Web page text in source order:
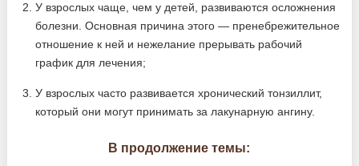
У взрослых чаще, чем у детей, развиваются осложнения
болезни. Основная причина этого — пренебрежительное
отношение к ней и нежелание прерывать рабочий
график для лечения;
У взрослых часто развивается хронический тонзиллит,
который они могут принимать за лакунарную ангину.
В продолжение темы: